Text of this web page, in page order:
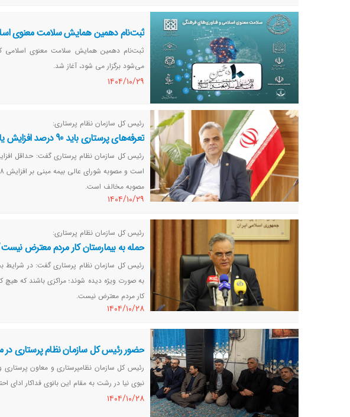
ثبت‌نام دهمین همایش سلامت معنوی
ثبت‌نام دهمین همایش سلامت معنوی اسلامی
می‌شود برگزار می شود، آغاز شد.
١٤٠٤/١٠/٢٩
رئیس کل سازمان نظام پرستاری:
تعرفه‌های پرستاری باید 90 درصد افزایش یابد
مصوبه مخالف است.
١٤٠٤/١٠/٢٩
رئیس کل سازمان نظام پرستاری:
حمله به بیمارستان کار مردم معترض نیست/2 پرستار شهید
رئیس کل سازمان نظام پرستاری گفت: در شرایط
به صورت ویژه دیده شوند؛ مراکزی باشند که هیچ
کار مردم معترض نیست.
١٤٠٤/١٠/٢٨
حضور رئیس کل سازمان نظام پرستاری در
رئیس کل سازمان نظامپرستاری و معاون
نبوی نیا در رشت به مقام این بانوی فداکار ادای
١٤٠٤/١٠/٢٨